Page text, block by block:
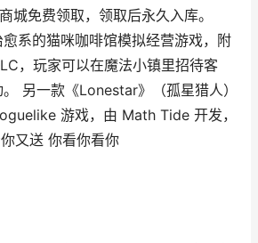
城免费领取，领取后永久入库。
愈系的猫咪咖啡馆模拟经营游戏，附
，玩家可以在魔法小镇里招待客
另一款《Lonestar》（孤星猎人）
游戏，由 Math Tide 开发，
又送 你看你看你